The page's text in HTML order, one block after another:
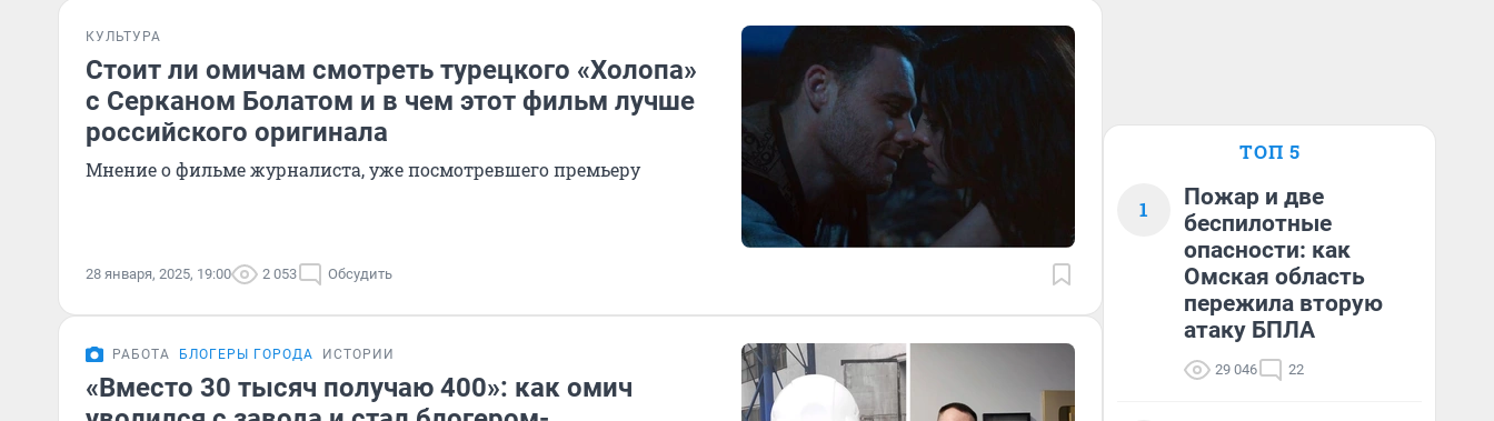
КУЛЬТУРА
Стоит ли омичам смотреть турецкого «Холопа»
с Серканом Болатом и в чем этот фильм лучше
российского оригинала
Мнение о фильме журналиста, уже посмотревшего премьеру
28 января, 2025, 19:00 2 053 Обсудить
РАБОТА БЛОГЕРЫ ГОРОДА ИСТОРИИ
«Вместо 30 тысяч получаю 400»: как омич
ТОП 5
1
Пожар и две
беспилотные
опасности: как
Омская область
пережила вторую
атаку БПЛА
29 046 22